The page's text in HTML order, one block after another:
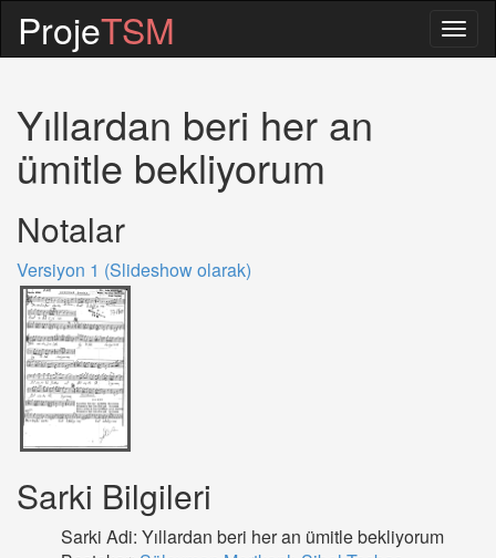
ProjeTSM
Yıllardan beri her an
ümitle bekliyorum
Notalar
Versiyon 1 (Slideshow olarak)
Sarki Bilgileri
Sarki Adi: Yıllardan beri her an ümitle bekliyorum